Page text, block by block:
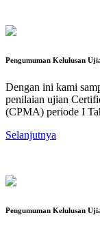
Pengumuman Kelulusan
Dengan ini kami
penilaian ujian
(CPMA) periode I
Selanjutnya
Pengumuman Kelulusan